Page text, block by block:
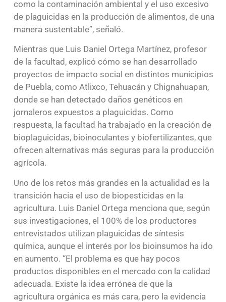
como la contaminación ambiental y el uso excesivo
de plaguicidas en la producción de alimentos, de una
manera sustentable”, señaló.
Mientras que Luis Daniel Ortega Martínez, profesor
de la facultad, explicó cómo se han desarrollado
proyectos de impacto social en distintos municipios
de Puebla, como Atlixco, Tehuacán y Chignahuapan,
donde se han detectado daños genéticos en
jornaleros expuestos a plaguicidas. Como
respuesta, la facultad ha trabajado en la creación de
bioplaguicidas, bioinoculantes y biofertilizantes, que
ofrecen alternativas más seguras para la producción
agrícola.
Uno de los retos más grandes en la actualidad es la
transición hacia el uso de biopesticidas en la
agricultura. Luis Daniel Ortega menciona que, según
sus investigaciones, el 100% de los productores
entrevistados utilizan plaguicidas de síntesis
química, aunque el interés por los bioinsumos ha ido
en aumento. “El problema es que hay pocos
productos disponibles en el mercado con la calidad
adecuada. Existe la idea errónea de que la
agricultura orgánica es más cara, pero la evidencia